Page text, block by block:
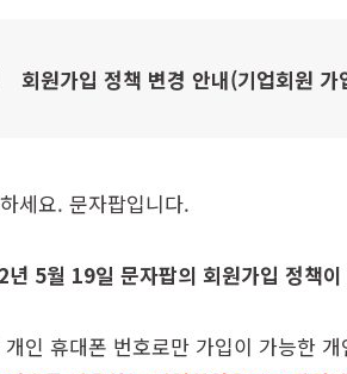
회원가입 정책 변경 안내(기업회원 가
세요. 문자팝입니다.
년 5월 19일 문자팝의 회원가입 정책
개인 휴대폰 번호로만 가입이 가능한